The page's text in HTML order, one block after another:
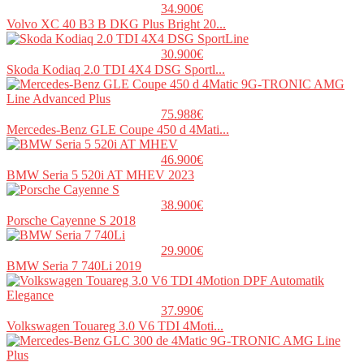
34.900€
Volvo XC 40 B3 B DKG Plus Bright 20...
30.900€
Skoda Kodiaq 2.0 TDI 4X4 DSG Sportl...
75.988€
Mercedes-Benz GLE Coupe 450 d 4Mati...
46.900€
BMW Seria 5 520i AT MHEV 2023
38.900€
Porsche Cayenne S 2018
29.900€
BMW Seria 7 740Li 2019
37.990€
Volkswagen Touareg 3.0 V6 TDI 4Moti...